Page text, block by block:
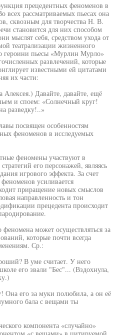
прецедентных феноменов в
всех рассматриваемых пьесах она
сквозным для творчества Н. В.
становится для них способом
мыслят себя, средством ухода от
театрализации жизненного
героини пьесы «Мурлин Мурло»
развлечений, которые
известными ей цитатами
их части:
Давайте, давайте, ещё
и споем: «Солнечный круг!
разведку!..»
посвящен особенностям
феноменов в исследуемых
феномены участвуют в
его персонажей, являясь
игрового эффекта. За счет
усиливается
приращение новых смыслов
направленность и тон
прецедента происходит
может осуществляться за
которые почти всегда
Ср.:
В уме считает. У него
его звали "Бес"... (Вздохнула,
его за муки полюбила, а он её
бала с вещами ты
компонента «случайно»